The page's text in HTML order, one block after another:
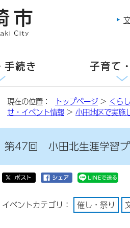
手続き 子育て
現在の位置： トップページ> くら
せ・イベント情報 > 小田地区で実施
第47回 小田北生涯学習
イベントカテゴリ： 催し・祭り